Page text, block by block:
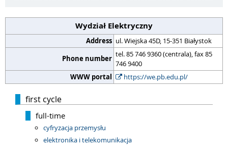
Wydział Elektryczny
Address ul. Wiejska 45D, 15-351 Białystok
Phone number tel. 85 746 9360 (centrala), fax 85
746 9400
WWW portal
https://we.pb.edu.pl/
first cycle
full-time
cyfryzacja przemysłu
elektronika i telekomunikacja